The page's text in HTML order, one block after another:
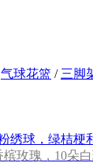
气球花篮 / 三脚
槟玫瑰，10朵